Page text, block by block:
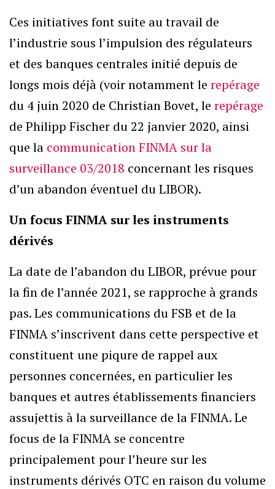
Ces initiatives font suite au travail de
l’industrie sous l’impulsion des régulateurs
et des banques centrales initié depuis de
longs mois déjà (voir notamment le repérage
du 4 juin 2020 de Christian Bovet, le repérage
de Philipp Fischer du 22 janvier 2020, ainsi
que la communication FINMA sur la
surveillance 03/2018 concernant les risques
d’un abandon éventuel du LIBOR).
Un focus FINMA sur les instruments
dérivés
La date de l’abandon du LIBOR, prévue pour
la fin de l’année 2021, se rapproche à grands
pas. Les communications du FSB et de la
FINMA s’inscrivent dans cette perspective et
constituent une piqure de rappel aux
personnes concernées, en particulier les
banques et autres établissements financiers
assujettis à la surveillance de la FINMA. Le
focus de la FINMA se concentre
principalement pour l’heure sur les
instruments dérivés OTC en raison du volume